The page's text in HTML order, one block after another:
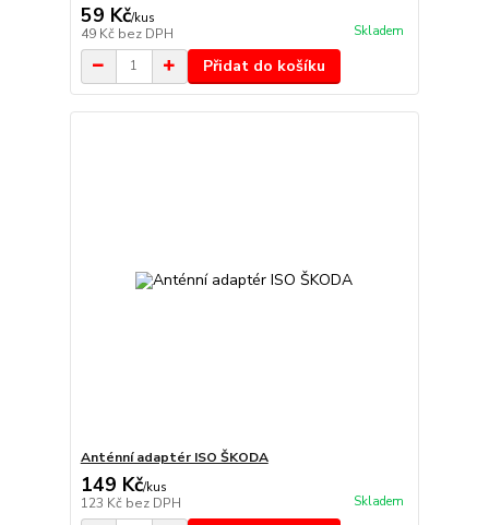
59 Kč/kus
49 Kč bez DPH Skladem
Přidat do košíku
Anténní adaptér ISO ŠKODA
149 Kč/kus
123 Kč bez DPH Skladem